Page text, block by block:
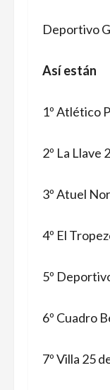
Deportivo
Así están
1º Atlético
2º La Llave
3º Atuel
4º El
5º
6º Cuadro
7º Villa 25